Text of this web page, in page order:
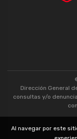
Dirección General
consultas y/o
Al navegar por este